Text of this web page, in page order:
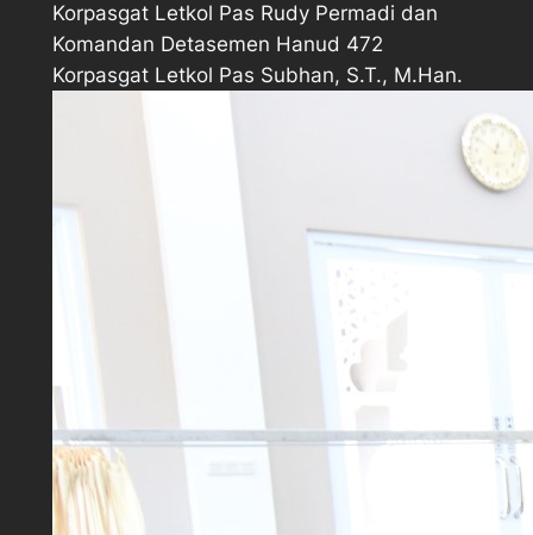
Korpasgat Letkol Pas Rudy Permadi dan
Komandan Detasemen Hanud 472
Korpasgat Letkol Pas Subhan, S.T., M.Han.